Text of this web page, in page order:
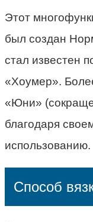
Этот
был создан
стал известен
«Хоумер».
«Юни»
благодаря
использованию.
Способ